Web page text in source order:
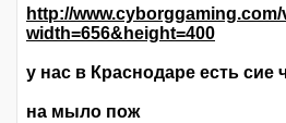
http://
width=656&height=400
у нас в Краснодаре есть сие
на мыло пож